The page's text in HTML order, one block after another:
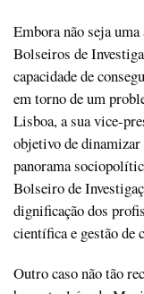
Embora não seja
Bolseiros de
capacidade de
em torno de um
Lisboa, a sua vice-
objetivo de dinamizar
panorama
Bolseiro de
dignificação dos
científica e gestão de
Outro caso não tão